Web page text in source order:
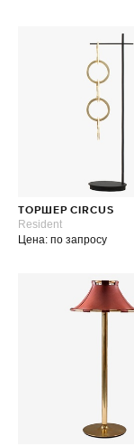
ТОРШЕР CIRCUS
Resident
Цена: по запросу